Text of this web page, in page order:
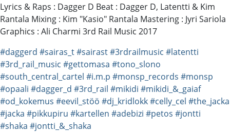
Lyrics & Raps : Dagger D Beat : Dagger D, Latentti & Kim
Rantala Mixing : Kim "Kasio" Rantala Mastering : Jyri Sariola
Graphics : Ali Charmi 3rd Rail Music 2017
#daggerd #sairas_t#sairast#3rdrailmusic #latentti
#3rd_rail_music #gettomasa #tono_slono
#south_central_cartel #i.m.p #monsp_records #monsp
#opaali #dagger_d #3rd_rail #mikidi #mikidi_&_gaiaf
#od_kokemus #eevil_stöö #dj_kridlokk#celly_cel #the_jacka
#jacka #pikkupiru #kartellen #adebizi #petos #jontti
#shaka #jontti_&_shaka